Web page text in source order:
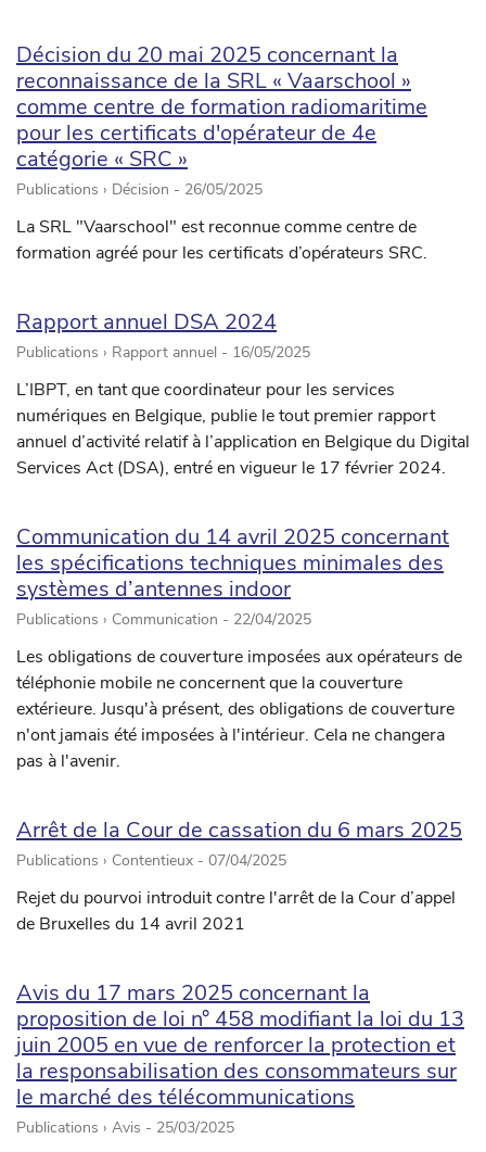
Décision du 20 mai 2025 concernant la
reconnaissance de la SRL « Vaarschool »
comme centre de formation radiomaritime
pour les certificats d'opérateur de 4e
catégorie « SRC »
Publications › Décision - 26/05/2025
La SRL "Vaarschool" est reconnue comme centre de
formation agréé pour les certificats d’opérateurs SRC.
Rapport annuel DSA 2024
Publications › Rapport annuel - 16/05/2025
L’IBPT, en tant que coordinateur pour les services
numériques en Belgique, publie le tout premier rapport
annuel d’activité relatif à l’application en Belgique du Digital
Services Act (DSA), entré en vigueur le 17 février 2024.
Communication du 14 avril 2025 concernant
les spécifications techniques minimales des
systèmes d’antennes indoor
Publications › Communication - 22/04/2025
Les obligations de couverture imposées aux opérateurs de
téléphonie mobile ne concernent que la couverture
extérieure. Jusqu'à présent, des obligations de couverture
n'ont jamais été imposées à l'intérieur. Cela ne changera
pas à l'avenir.
Arrêt de la Cour de cassation du 6 mars 2025
Publications › Contentieux - 07/04/2025
Rejet du pourvoi introduit contre l'arrêt de la Cour d’appel
de Bruxelles du 14 avril 2021
Avis du 17 mars 2025 concernant la
proposition de loi n° 458 modifiant la loi du 13
juin 2005 en vue de renforcer la protection et
la responsabilisation des consommateurs sur
le marché des télécommunications
Publications › Avis - 25/03/2025